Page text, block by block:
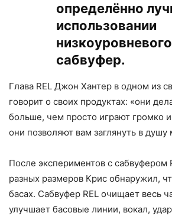
определённо
использовании
сабвуфер.
Глава REL Джон Хантер в одном из
говорит о своих продуктах: «они
больше, чем просто играют громко и
они позволяют вам заглянуть в душу
После экспериментов с сабвуфером
разных размеров Крис обнаружил,
басах. Сабвуфер REL очищает весь
улучшает басовые линии, вокал,